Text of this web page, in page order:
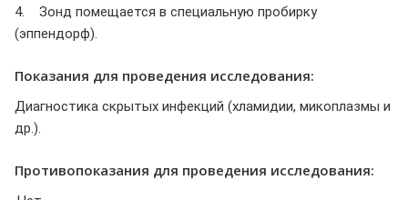
4. Зонд помещается в специальную пробирку
(эппендорф).
Показания для проведения исследования:
Диагностика скрытых инфекций (хламидии, микоплазмы и
др.).
Противопоказания для проведения исследования: